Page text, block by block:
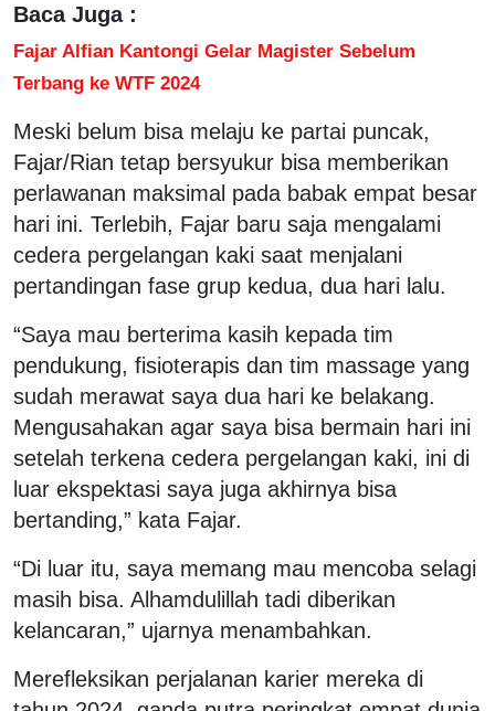
Baca Juga :
Fajar Alfian Kantongi Gelar Magister Sebelum
Terbang ke WTF 2024
Meski belum bisa melaju ke partai puncak,
Fajar/Rian tetap bersyukur bisa memberikan
perlawanan maksimal pada babak empat besar
hari ini. Terlebih, Fajar baru saja mengalami
cedera pergelangan kaki saat menjalani
pertandingan fase grup kedua, dua hari lalu.
“Saya mau berterima kasih kepada tim
pendukung, fisioterapis dan tim massage yang
sudah merawat saya dua hari ke belakang.
Mengusahakan agar saya bisa bermain hari ini
setelah terkena cedera pergelangan kaki, ini di
luar ekspektasi saya juga akhirnya bisa
bertanding,” kata Fajar.
“Di luar itu, saya memang mau mencoba selagi
masih bisa. Alhamdulillah tadi diberikan
kelancaran,” ujarnya menambahkan.
Merefleksikan perjalanan karier mereka di